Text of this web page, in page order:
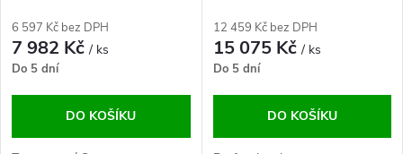
6 597 Kč bez DPH
7 982 Kč/ ks
Do 5 dní
DO KOŠÍKU
12 459 Kč bez DPH
15 075 Kč/ ks
Do 5 dní
DO KOŠÍKU